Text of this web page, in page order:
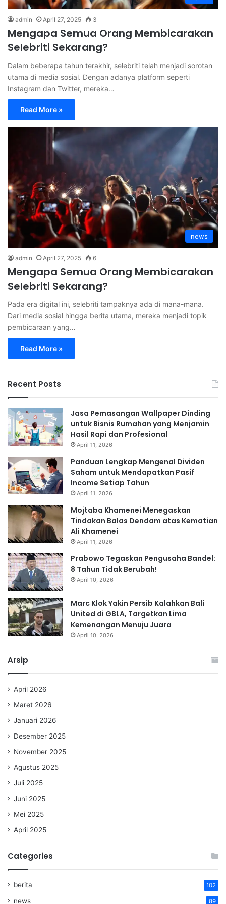
admin April 27, 2025 3
Mengapa Semua Orang Membicarakan
Selebriti Sekarang?
Dalam beberapa tahun terakhir, selebriti telah menjadi sorotan
utama di media sosial. Dengan adanya platform seperti
Instagram dan Twitter, mereka…
Read More »
news
admin April 27, 2025 6
Mengapa Semua Orang Membicarakan
Selebriti Sekarang?
Pada era digital ini, selebriti tampaknya ada di mana-mana.
Dari media sosial hingga berita utama, mereka menjadi topik
pembicaraan yang…
Read More »
Recent Posts
Jasa Pemasangan Wallpaper Dinding
untuk Bisnis Rumahan yang Menjamin
Hasil Rapi dan Profesional
April 11, 2026
Panduan Lengkap Mengenal Dividen
Saham untuk Mendapatkan Pasif
Income Setiap Tahun
April 11, 2026
Mojtaba Khamenei Menegaskan
Tindakan Balas Dendam atas Kematian
Ali Khamenei
April 11, 2026
Prabowo Tegaskan Pengusaha Bandel:
8 Tahun Tidak Berubah!
April 10, 2026
Marc Klok Yakin Persib Kalahkan Bali
United di GBLA, Targetkan Lima
Kemenangan Menuju Juara
April 10, 2026
Arsip
April 2026
Maret 2026
Januari 2026
Desember 2025
November 2025
Agustus 2025
Juli 2025
Juni 2025
Mei 2025
April 2025
Categories
berita 102
news 89